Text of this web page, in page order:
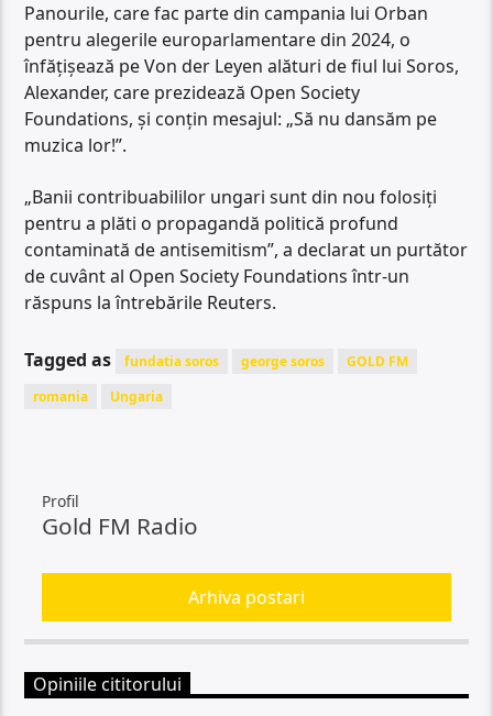
Panourile, care fac parte din campania lui Orban
pentru alegerile europarlamentare din 2024, o
înfăţişează pe Von der Leyen alături de fiul lui Soros,
Alexander, care prezidează Open Society
Foundations, şi conţin mesajul: „Să nu dansăm pe
muzica lor!”.
„Banii contribuabililor ungari sunt din nou folosiţi
pentru a plăti o propagandă politică profund
contaminată de antisemitism”, a declarat un purtător
de cuvânt al Open Society Foundations într-un
răspuns la întrebările Reuters.
Tagged as fundatia soros george soros
GOLD FM
romania
Ungaria
Profil
Gold FM Radio
Arhiva postari
Opiniile cititorului